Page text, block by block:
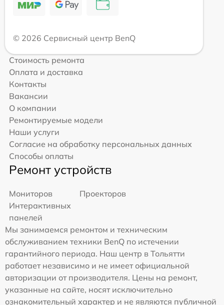
© 2026 Сервисный центр BenQ
Стоимость ремонта
Оплата и доставка
Контакты
Вакансии
О компании
Ремонтируемые модели
Наши услуги
Согласие на обработку персональных данных
Способы оплаты
Ремонт устройств
Мониторов
Проекторов
Интерактивных
панелей
Мы занимаемся ремонтом и техническим
обслуживанием техники BenQ по истечении
гарантийного периода. Наш центр в Тольятти
работает независимо и не имеет официальной
авторизации от производителя. Цены на ремонт,
указанные на сайте, носят исключительно
ознакомительный характер и не являются публичной